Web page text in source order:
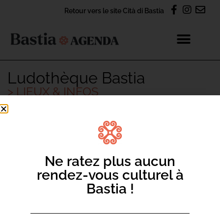
Retour vers le site Cità di Bastia
Ludothèque Bastia
> LIEUX & INFOS
2 Rue Favalelli
Ne ratez plus aucun
rendez-vous culturel à
Bastia !